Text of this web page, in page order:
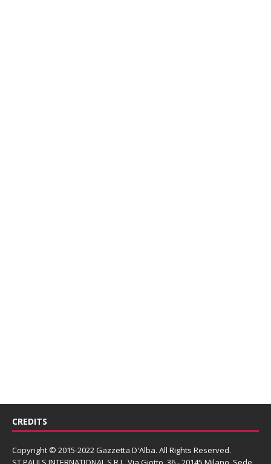
CREDITS
Copyright © 2015-2022 Gazzetta D'Alba. All Rights Reserved.